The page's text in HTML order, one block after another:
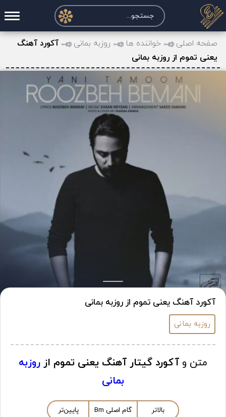
صفحه اصلی
درخواست آکورد
نت و تبلچر
تماس با ما
حساب کاربری
صفحه اصلی خواننده ها روزبه بمانی
آکورد آهنگ
یعنی تموم از روزبه بمانی
آکورد آهنگ یعنی تموم از روزبه بمانی
روزبه بمانی
متن و آکورد گیتار آهنگ یعنی تموم از روزبه
بمانی
بالاتر گام اصلی Bm پایین‌تر